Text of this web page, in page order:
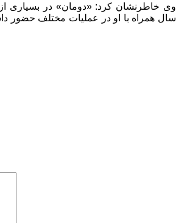
سال همراه با او در عملیات‌ مختلف حضور